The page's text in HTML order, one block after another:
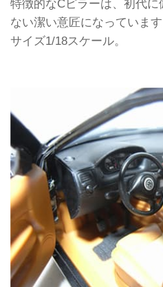
特徴的なCピラーは、初代
ない潔い意匠になっていま
サイズ1/18スケール。